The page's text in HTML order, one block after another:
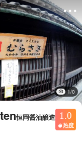

1/0
恒岡醤油醸造 1.0
 热度